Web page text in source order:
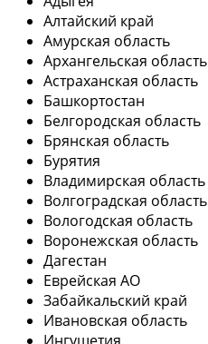
Алтайский край
Амурская область
Архангельская область
Астраханская область
Башкортостан
Белгородская область
Брянская область
Бурятия
Владимирская область
Волгоградская область
Вологодская область
Воронежская область
Дагестан
Еврейская АО
Забайкальский край
Ивановская область